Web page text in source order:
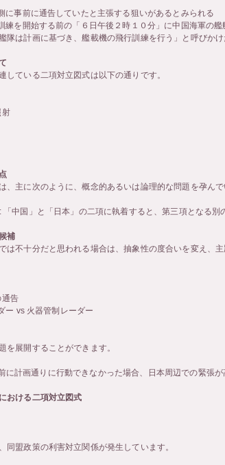
に事前に通告していたと主張する狙いがあるとみられる
練を開始する前の「６日午後２時１０分」に中国海軍の
隊は計画に基づき、艦載機の飛行訓練を行う」と呼びかけ
している二項対立図式は以下の通りです。
射
、主に次のように、概念的あるいは論理的な問題を孕んで
中国」と「日本」の二項に執着すると、第三項となる別
補
は不十分だと思われる場合は、抽象性の度合いを変え、
通告
ー vs 火器管制レーダー
を展開することができます。
に計画通りに行動できなかった場合、日本周辺での緊張が
おける二項対立図式
同盟政策の利害対立関係が発生しています。